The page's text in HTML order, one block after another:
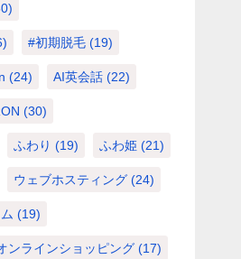
#初期脱毛 (19)
(24) AI英会話 (22)
(30)
ふわり (19) ふわ姫 (21)
ウェブホスティング (24)
(19)
ンラインショッピング (17)